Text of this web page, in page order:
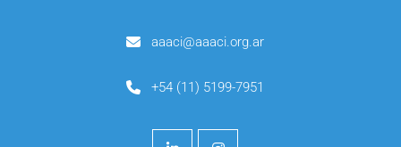
aaaci@aaaci.org.ar
+54 (11) 5199-7951